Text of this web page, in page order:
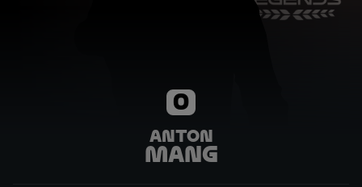
0
Anton
Mang